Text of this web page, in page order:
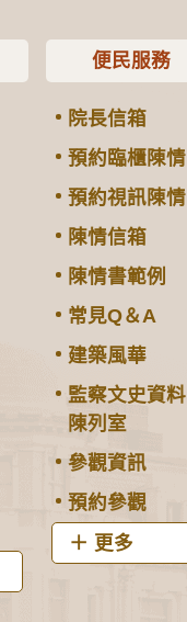
便民服務
院長信箱
預約臨櫃陳情
預約視訊陳情
陳情信箱
陳情書範例
常見Q＆A
建築風華
監察文史資料
陳列室
參觀資訊
預約參觀
更多